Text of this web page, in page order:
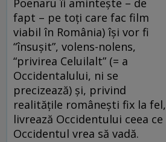
Poenaru îi aminteşte – de
fapt – pe toţi care fac film
viabil în România) îşi vor fi
“însuşit”, volens-nolens,
“privirea Celuilalt” (= a
Occidentalului, ni se
precizează) şi, privind
realităţile româneşti fix la fel,
livrează Occidentului ceea ce
Occidentul vrea să vadă.